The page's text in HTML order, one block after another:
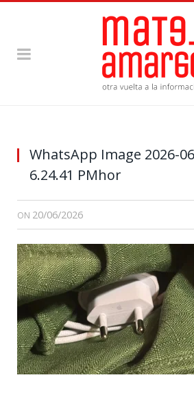
WhatsApp Image 2026-
6.24.41 PMhor
ON 20/06/2026